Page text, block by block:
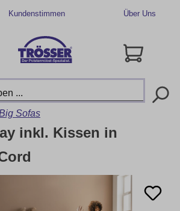
Kundenstimmen Über Uns
Sofas
inkl. Kissen in